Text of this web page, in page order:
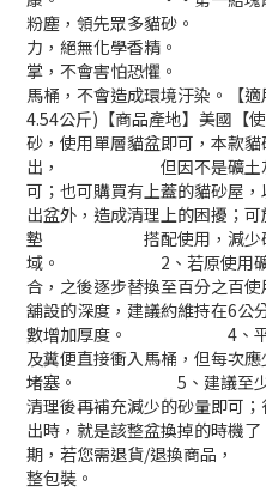
粉塵，領先眾多貓砂。
力，絕無化學香精。
掌，不會害怕恐懼。 ‧‧
馬桶，不會造成環境汙染。【
4.54公斤)【商品產地】美國【
砂，使用單層貓盆即可，本款
出， 但因不是礦土灰塵
可；也可購買有上蓋的
出盆外，造成清理上的困擾；
墊 搭配使用，減少砂粒
域。 2、若原使用礦砂或
合，之後逐步替換至百
舖設的深度，建議約維持在6公
數增加厚度。 4、平日清
及糞便直接衝入馬桶，但每次
堵塞。 5、建議至少每
清理後再補充減少的砂量即可
出時，就是該整盆換掉的時機
期，若您需退貨/退換商
整包裝。